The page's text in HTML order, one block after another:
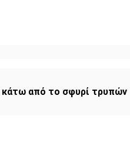
κάτω από το σφυρί τρυπών